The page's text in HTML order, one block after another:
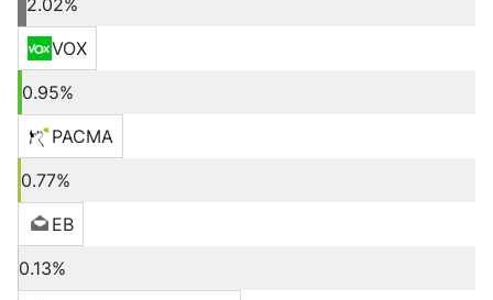
2.02%
VOX
0.95%
PACMA
0.77%
EB
0.13%